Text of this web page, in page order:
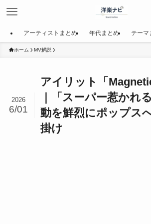
アーティストまとめ 年代まとめ テーマ
ホーム MV解説
アイリット「
｜「スーパー惹かれ
動を鮮烈にポップス
掛け
2026
6/01